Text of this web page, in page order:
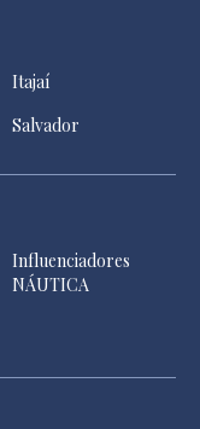
Itajaí
Salvador
Influenciadores
NÁUTICA